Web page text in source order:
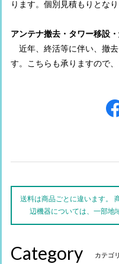
ります。個別見積もりとな
アンテナ撤去・タワー移設
近年、終活等に伴い、撤
す。こちらも承りますので、
送料は商品ごとに違います。
辺機器については、一部地
Category カテゴ